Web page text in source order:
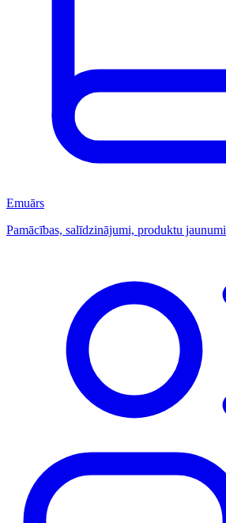
Emuārs
Pamācības, salīdzinājumi, produktu jaunumi